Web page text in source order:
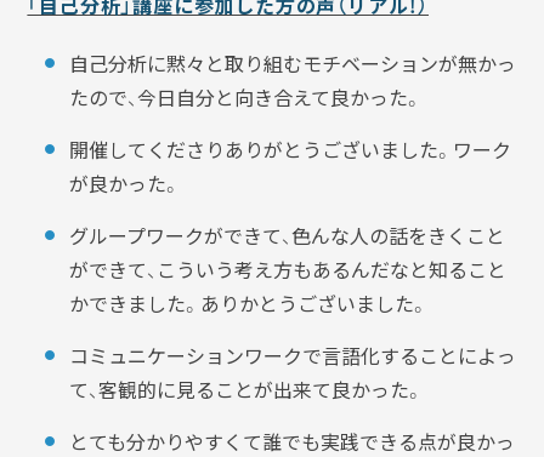
自己分析に黙々と取り組むモチベーションが無かっ
たので、今日自分と向き合えて良かった。
開催してくださりありがとうございました。ワーク
が良かった。
グループワークができて、色んな人の話をきくこと
ができて、こういう考え方もあるんだなと知ること
かできました。ありかとうございました。
コミュニケーションワークで言語化することによっ
て、客観的に見ることが出来て良かった。
とても分かりやすくて誰でも実践できる点が良かっ